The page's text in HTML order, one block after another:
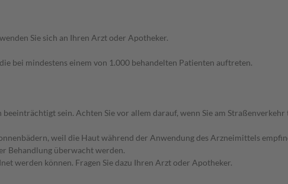
Sie sich an Ihren Arzt oder Apotheker.
bei mindestens einem von 1.000 behandelten Patienten auftreten.
sein. Achten Sie vor allem darauf, wenn Sie am
weil die Haut während der Anwendung des Arzneimittels
Behandlung überwacht werden.
werden können. Fragen Sie dazu Ihren Arzt oder Apotheker.